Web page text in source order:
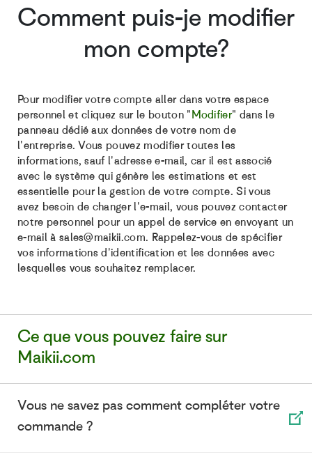
Comment puis-je modifier
mon compte?
Pour modifier votre compte aller dans votre espace
personnel et cliquez sur le bouton "Modifier" dans le
panneau dédié aux données de votre nom de
l'entreprise. Vous pouvez modifier toutes les
informations, sauf l'adresse e-mail, car il est associé
avec le système qui génère les estimations et est
essentielle pour la gestion de votre compte. Si vous
avez besoin de changer l'e-mail, vous pouvez contacter
notre personnel pour un appel de service en envoyant un
e-mail à sales@maikii.com. Rappelez-vous de spécifier
vos informations d'identification et les données avec
lesquelles vous souhaitez remplacer.
Ce que vous pouvez faire sur
Maikii.com
Vous ne savez pas comment compléter votre
commande ?